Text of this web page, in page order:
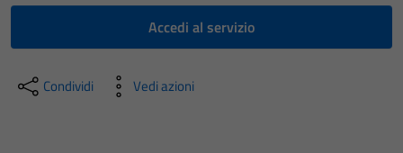
Accedi al servizio
Condividi Vedi azioni